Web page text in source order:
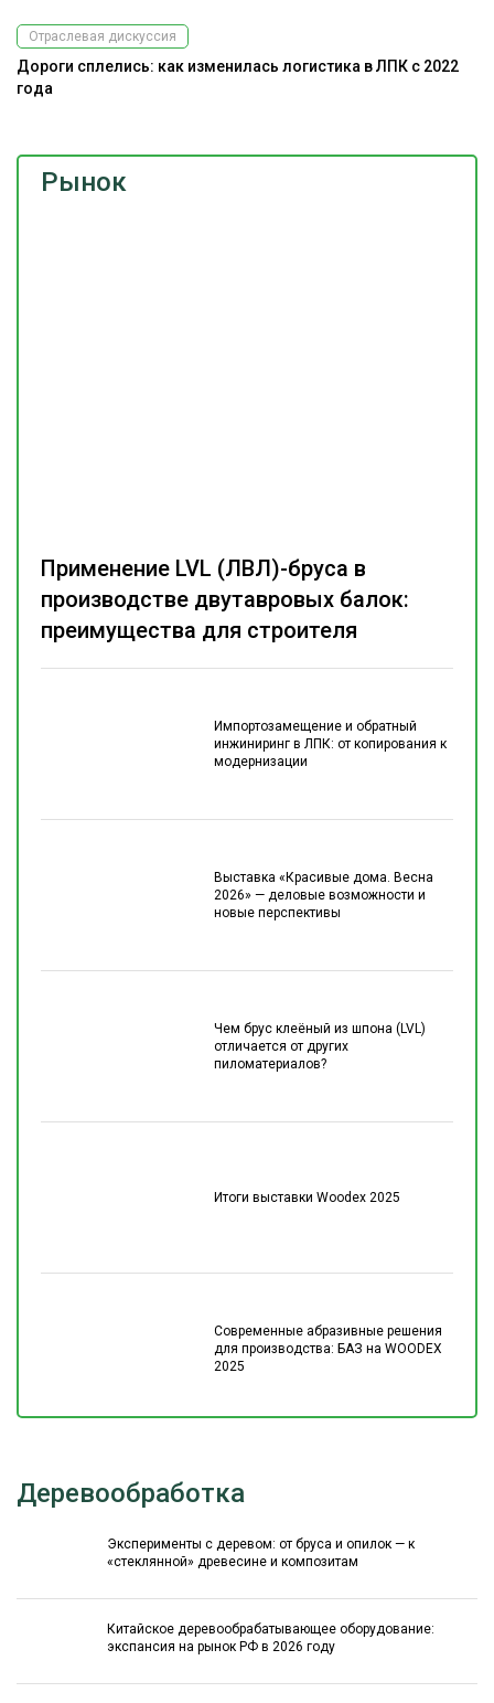
Рынок
Импортозамещение и обратный
инжиниринг в ЛПК: от копирования к
модернизации
Выставка «Красивые дома. Весна
2026» — деловые возможности и
новые перспективы
Чем брус клеёный из шпона (LVL)
отличается от других
пиломатериалов?
Итоги выставки Woodex 2025
Современные абразивные решения
для производства: БАЗ на WOODEX
2025
Применение LVL (ЛВЛ)-бруса в
производстве двутавровых балок:
преимущества для строителя
Отраслевая дискуссия
Дороги сплелись: как изменилась логистика в ЛПК с 2022
года
Деревообработка
Эксперименты с деревом: от бруса и опилок — к
«стеклянной» древесине и композитам
Китайское деревообрабатывающее оборудование:
экспансия на рынок РФ в 2026 году